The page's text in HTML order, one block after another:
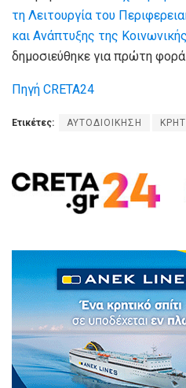
τη Λειτουργία του
και Ανάπτυξης της
δημοσιεύθηκε για πρώτη
Πηγή CRETA24
Ετικέτες: ΑΥΤΟΔΙΟΙΚΗΣΗ